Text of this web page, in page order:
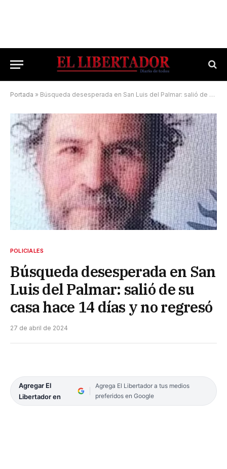
Portada » Búsqueda desesperada en San Luis del Palmar: salió de su casa hace 14 días y no regresó
POLICIALES
Búsqueda desesperada en San
Luis del Palmar: salió de su
casa hace 14 días y no regresó
27 de abril de 2024
Agregar El
Libertador en
Agrega El Libertador a tus medios
preferidos en Google